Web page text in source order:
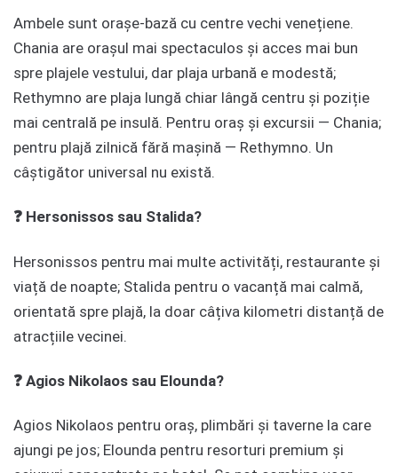
Ambele sunt orașe-bază cu centre vechi venețiene.
Chania are orașul mai spectaculos și acces mai bun
spre plajele vestului, dar plaja urbană e modestă;
Rethymno are plaja lungă chiar lângă centru și poziție
mai centrală pe insulă. Pentru oraș și excursii — Chania;
pentru plajă zilnică fără mașină — Rethymno. Un
câștigător universal nu există.
❓ Hersonissos sau Stalida?
Hersonissos pentru mai multe activități, restaurante și
viață de noapte; Stalida pentru o vacanță mai calmă,
orientată spre plajă, la doar câțiva kilometri distanță de
atracțiile vecinei.
❓ Agios Nikolaos sau Elounda?
Agios Nikolaos pentru oraș, plimbări și taverne la care
ajungi pe jos; Elounda pentru resorturi premium și